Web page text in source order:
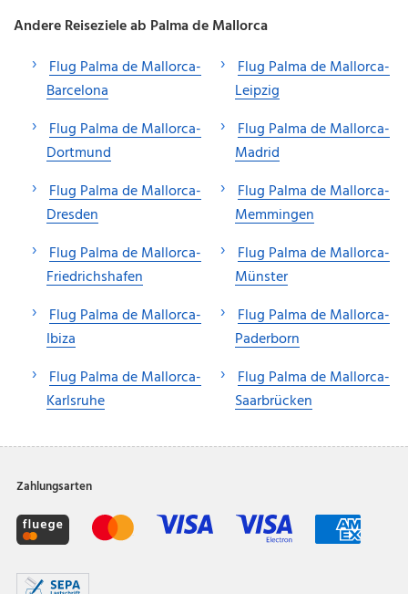
Andere Reiseziele ab Palma de Mallorca
Flug Palma de Mallorca-
Barcelona
Flug Palma de Mallorca-
Dortmund
Flug Palma de Mallorca-
Dresden
Flug Palma de Mallorca-
Friedrichshafen
Flug Palma de Mallorca-
Ibiza
Flug Palma de Mallorca-
Karlsruhe
Flug Palma de Mallorca-
Leipzig
Flug Palma de Mallorca-
Madrid
Flug Palma de Mallorca-
Memmingen
Flug Palma de Mallorca-
Münster
Flug Palma de Mallorca-
Paderborn
Flug Palma de Mallorca-
Saarbrücken